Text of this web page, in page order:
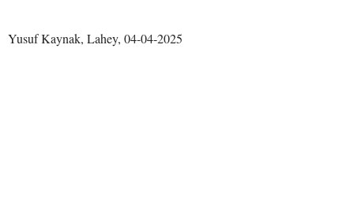
Yusuf Kaynak, Lahey, 04-04-2025